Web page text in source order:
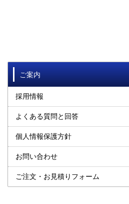
ご案内
採用情報
よくある質問と回答
個人情報保護方針
お問い合わせ
ご注文・お見積りフォーム